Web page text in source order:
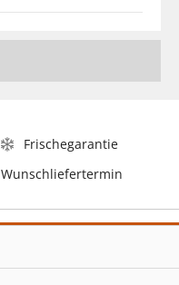
Frischegarantie
Wunschliefertermin